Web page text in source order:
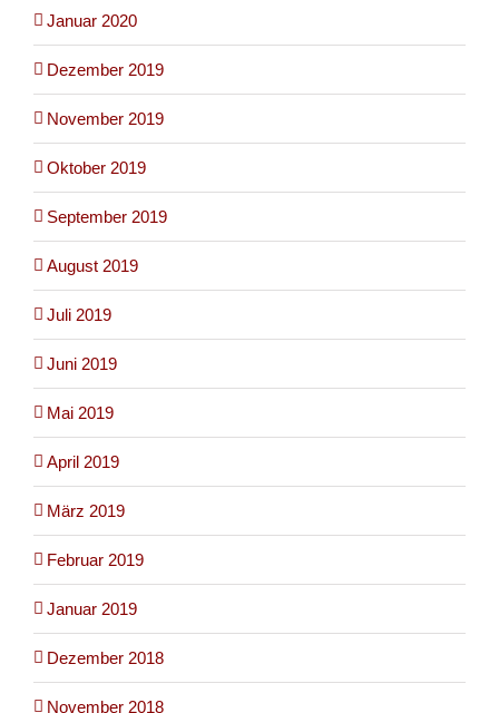
Januar 2020
Dezember 2019
November 2019
Oktober 2019
September 2019
August 2019
Juli 2019
Juni 2019
Mai 2019
April 2019
März 2019
Februar 2019
Januar 2019
Dezember 2018
November 2018